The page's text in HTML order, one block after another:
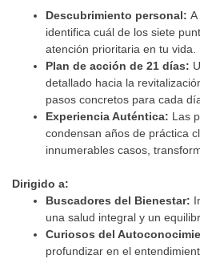
Descubrimiento personal: A
identifica cuál de los siete
atención prioritaria en tu vida.
Plan de acción de 21 días:
detallado hacia la
pasos concretos para cada
Experiencia Auténtica: Las
condensan años de práctica
innumerables casos,
Dirigido a:
Buscadores del Bienestar:
una salud integral y un
Curiosos del
profundizar en el